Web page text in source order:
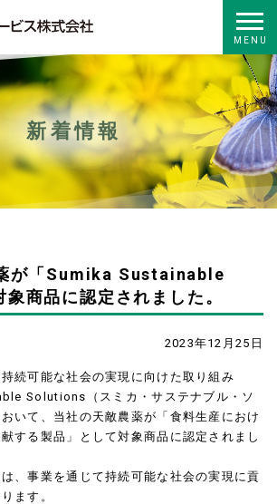
新着情報
が「Sumika Sustainable
商品に認定されました。
2023年12月25日
続可能な社会の実現に向けた取り組み
Solutions（スミカ・サステナブル・ソ
いて、当社の天敵農薬が「食料生産におけ
する製品」として対象商品に認定されまし
、事業を通じて持続可能な社会の実現に貢
ます。